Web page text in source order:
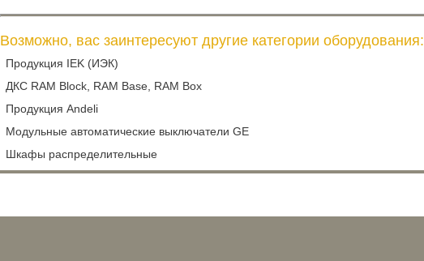
Возможно, вас заинтересуют другие категории оборудования:
Продукция IEK (ИЭК)
ДКС RAM Block, RAM Base, RAM Box
Продукция Andeli
Модульные автоматические выключатели GE
Шкафы распределительные